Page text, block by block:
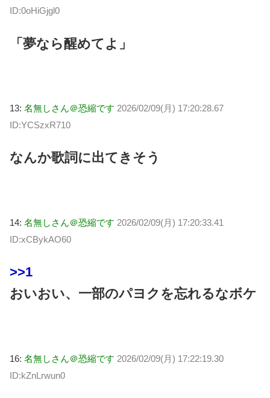
ID:0oHiGjgl0
「夢なら醒めてよ」
13: 名無しさん＠恐縮です 2026/02/09(月) 17:20:28.67
ID:YCSzxR710
なんか歌詞に出てきそう
14: 名無しさん＠恐縮です 2026/02/09(月) 17:20:33.41
ID:xCBykAO60
>>1
おいおい、一部のパヨクを忘れるなボケ
16: 名無しさん＠恐縮です 2026/02/09(月) 17:22:19.30
ID:kZnLrwun0